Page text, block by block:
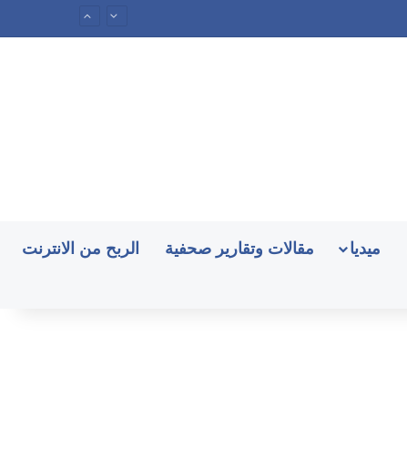
ميديا مقالات وتقارير صحفية الربح من الانترنت